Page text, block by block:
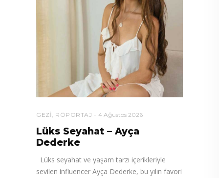
GEZI , RÖPORTAJ 4 Ağustos 2026
Lüks Seyahat – Ayça
Dederke
Lüks seyahat ve yaşam tarzı içerikleriyle
sevilen influencer Ayça Dederke, bu yılın favori